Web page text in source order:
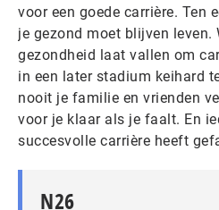
voor een goede carrière. Ten
je gezond moet blijven leven.
gezondheid laat vallen om
in een later stadium keihard
nooit je familie en vrienden
voor je klaar als je faalt. En
succesvolle carrière heeft
N26